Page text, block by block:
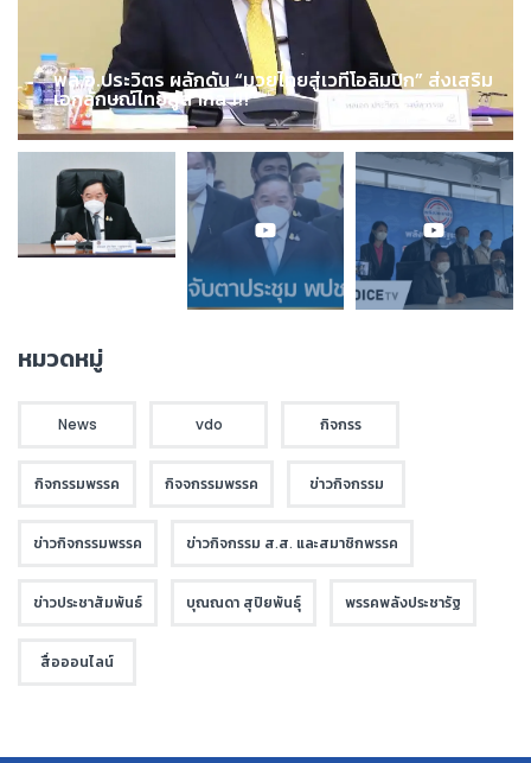
พล.อ.ประวิตร ผลักดัน “มวยไทยสู่เวทีโอลิมปิก” ส่งเสริม
เอกลักษณ์ไทยสู่สากล !!!
หมวดหมู่
News vdo กิจกรร
กิจกรรมพรรค กิจจกรรมพรรค ข่าวกิจกรรม
ข่าวกิจกรรมพรรค ข่าวกิจกรรม ส.ส. และสมาชิกพรรค
ข่าวประชาสัมพันธ์ บุณณดา สุปิยพันธุ์ พรรคพลังประชารัฐ
สื่อออนไลน์